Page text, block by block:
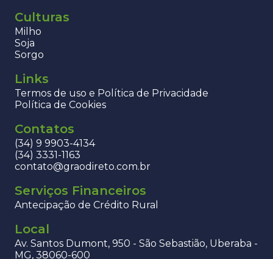
Culturas
Milho
Soja
Sorgo
Links
Termos de uso e Política de Privacidade
Política de Cookies
Contatos
(34) 9 9903-4134
(34) 3331-1163
contato@graodireto.com.br
Serviços Financeiros
Antecipação de Crédito Rural
Local
Av. Santos Dumont, 950 - São Sebastião, Uberaba -
MG, 38060-600